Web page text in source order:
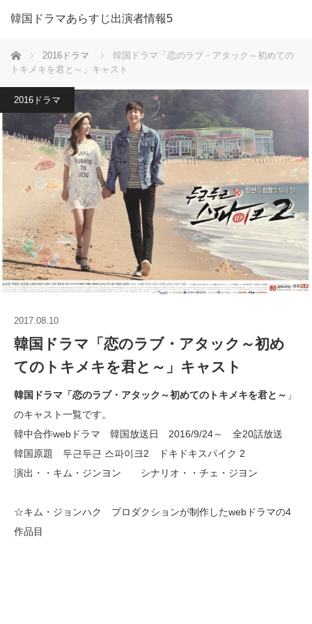
韓国ドラマあらすじ出演者情報5
ホーム 2016ドラマ
韓国ドラマ「恋のラブ・アタック～初めての
トキメキを君と～」キャスト
2016ドラマ
2017.08.10
韓国ドラマ「恋のラブ・アタック～初め
てのトキメキを君と～」キャスト
韓国ドラマ「恋のラブ・アタック～初めてのトキメキを君と～ 」
のキャスト一覧です。
韓中合作webドラマ 韓国放送日 2016/9/24～ 全20話放送
韓国原題 두근두근 스파이크2 ドキドキスパイク 2
演出・・キム・ジンヨン シナリオ・・チェ・ジヨン
☆キム・ジョンハク プロダクションが制作したwebドラマの4
作品目